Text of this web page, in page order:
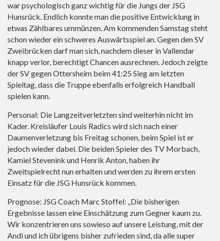
war psychologisch ganz wichtig für die Jungs der JSG
Hunsrück. Endlich konnte man die positive Entwicklung in
etwas Zählbares ummünzen. Am kommenden Samstag steht
schon wieder ein schweres Auswärtsspiel an. Gegen den SV
Zweibrücken darf man sich, nachdem dieser in Vallendar
knapp verlor, berechtigt Chancen ausrechnen. Jedoch zeigte
der SV gegen Ottersheim beim 41:25 Sieg am letzten
Spieltag, dass die Truppe ebenfalls erfolgreich Handball
spielen kann.
Personal: Die Langzeitverletzten sind weiterhin nicht im
Kader. Kreisläufer Louis Radics wird sich nach einer
Daumenverletzung bis Freitag schonen, beim Spiel ist er
jedoch wieder dabei. Die beiden Spieler des TV Morbach,
Kamiel Stevenink und Henrik Anton, haben ihr
Zweitspielrecht nun erhalten und werden zu ihrem ersten
Einsatz für die JSG Hunsrück kommen.
Prognose: JSG Coach Marc Stoffel: „Die bisherigen
Ergebnisse lassen eine Einschätzung zum Gegner kaum zu.
Wir konzentrieren uns sowieso auf unsere Leistung, mit der
Andi und ich übrigens bisher zufrieden sind, da alle super